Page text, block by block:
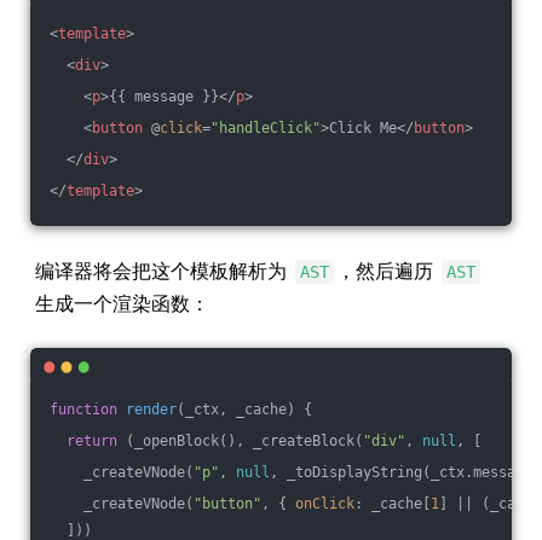
<template>
<div>
<p>{{ message }}</p>
<button @click="handleClick">Click Me</ button>
</div>
</template>
编译器将会把这个模板解析为 AST ，然后遍历 AST
生成一个渲染函数：
function render( _ctx, _cache) {
return (_openBlock(), _createBlock( "div" , null , [
_createVNode( "p" , null ,
_createVNode( "button" , { onClick : _cache[1 ] ||
]))